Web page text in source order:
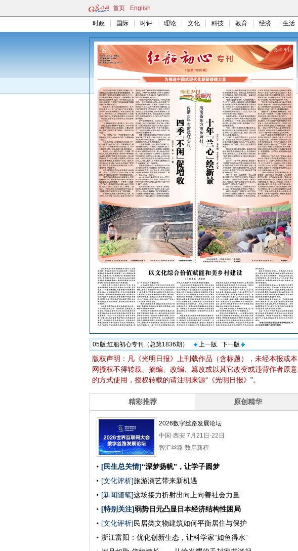
首页 English
时政 国际 时评 理论 文化 科技 教育 经济 生活
05版:红船初心专刊（总第1836期） 上一版 下一版
版权声明：凡《光明日报》上刊载作品（含标题），未经本报或本
网授权不得转载、摘编、改编、篡改或以其它改变或违背作者原意
的方式使用，授权转载的请注明来源“《光明日报》”。